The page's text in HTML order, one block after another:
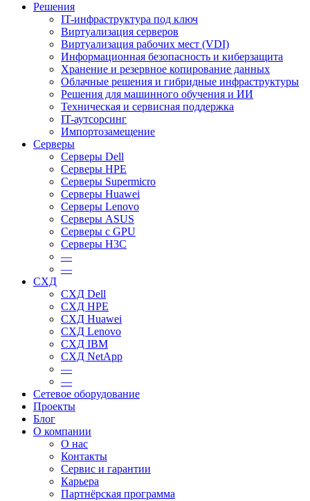
Решения
IT-инфраструктура под ключ
Виртуализация серверов
Виртуализация рабочих мест (VDI)
Информационная безопасность и киберзащита
Хранение и резервное копирование данных
Облачные решения и гибридные инфраструктуры
Решения для машинного обучения и ИИ
Техническая и сервисная поддержка
IT-аутсорсинг
Импортозамещение
Серверы
Серверы Dell
Серверы HPE
Серверы Supermicro
Серверы Huawei
Серверы Lenovo
Серверы ASUS
Серверы c GPU
Серверы H3C
—
—
СХД
СХД Dell
СХД HPE
СХД Huawei
СХД Lenovo
СХД IBM
СХД NetApp
—
—
Сетевое оборудование
Проекты
Блог
О компании
О нас
Контакты
Сервис и гарантии
Карьера
Партнёрская программа